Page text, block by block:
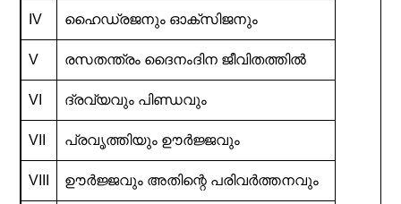
IV ഹൈഡ്രജനും ഓക്സിജനും
V രസതന്ത്രം ദൈനംദിന ജീവിതത്തിൽ
VI ദ്രവ്യവും പിണ്ഡവും
VII പ്രവൃത്തിയും ഊർജ്ജവും
VIII ഊർജ്ജവും അതിന്റെ പരിവർത്തനവും